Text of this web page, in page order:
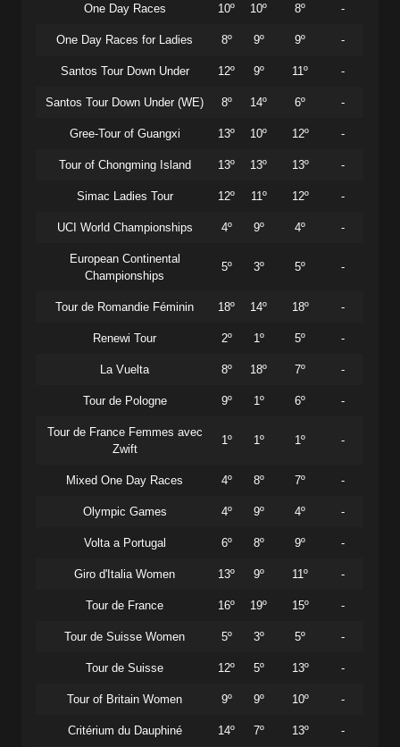
One Day Races 10º 10º 8º -
One Day Races for Ladies 8º 9º 9º -
Santos Tour Down Under 12º 9º 11º -
Santos Tour Down Under (WE) 8º 14º 6º -
Gree-Tour of Guangxi 13º 10º 12º -
Tour of Chongming Island 13º 13º 13º -
Simac Ladies Tour 12º 11º 12º -
UCI World Championships 4º 9º 4º -
European Continental
Championships
5º 3º 5º -
Tour de Romandie Féminin 18º 14º 18º -
Renewi Tour 2º 1º 5º -
La Vuelta 8º 18º 7º -
Tour de Pologne 9º 1º 6º -
Tour de France Femmes avec
Zwift
1º 1º 1º -
Mixed One Day Races 4º 8º 7º -
Olympic Games 4º 9º 4º -
Volta a Portugal 6º 8º 9º -
Giro d'Italia Women 13º 9º 11º -
Tour de France 16º 19º 15º -
Tour de Suisse Women 5º 3º 5º -
Tour de Suisse 12º 5º 13º -
Tour of Britain Women 9º 9º 10º -
Critérium du Dauphiné 14º 7º 13º -